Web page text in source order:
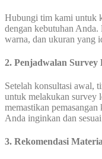
Hubungi tim kami untuk
dengan kebutuhan
warna, dan ukuran yang
2. Penjadwalan Survey
Setelah konsultasi awal,
untuk melakukan survey
memastikan
Anda inginkan dan
3. Rekomendasi